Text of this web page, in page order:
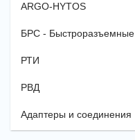
ARGO-HYTOS
БРС - Быстроразъемные
РТИ
РВД
Адаптеры и соединения